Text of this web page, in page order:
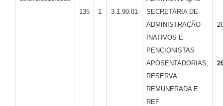
135
1 3.1.90.01
SECRETARIA DE
ADMINISTRAÇÃO
INATIVOS E
PENCIONISTAS
APOSENTADORIAS,
RESERVA
REMUNERADA E
REF